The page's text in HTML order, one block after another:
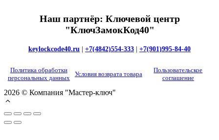
Наш партнёр: Ключевой центр
"КлючЗамокКод40"
keylockcode40.ru +7(4842)554-333 +7(901)995-84-40
Политика обработки
персональных данных
Условия возврата товара
Пользовательское
соглашение
2026 © Компания "Мастер-ключ"